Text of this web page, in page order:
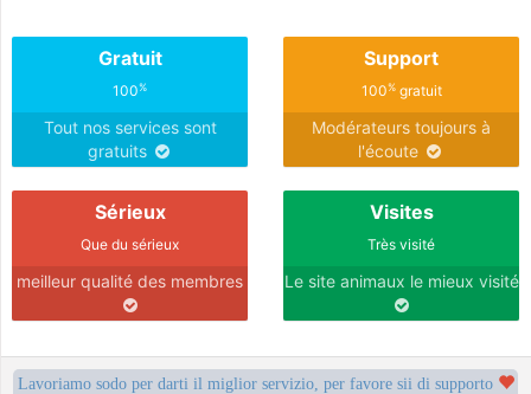
Gratuit
100%
Tout nos services sont
gratuits
Support
100%gratuit
Modérateurs toujours à
l'écoute
Sérieux
Que du sérieux
meilleur qualité des membres
Visites
Très visité
Le site animaux le mieux visité
Lavoriamo sodo per darti il miglior servizio, per favore sii di supporto